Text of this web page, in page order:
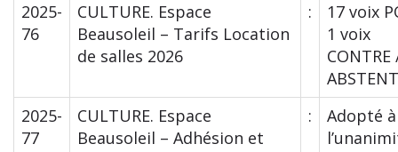
2025-
76
CULTURE. Espace
Beausoleil – Tarifs Location
de salles 2026
:
17 voix
1 voix
CONTRE
2025-
77
CULTURE. Espace
Beausoleil – Adhésion et
:
Adopté à